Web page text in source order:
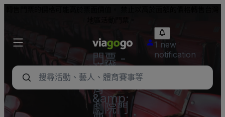
門票 -
音樂
會、體
育
&amp;
劇院門
1 new
notification